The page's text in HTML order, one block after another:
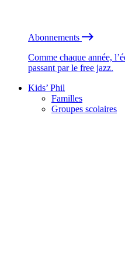
Abonnements
Comme chaque année,
passant par le free jazz.
Kids’ Phil
Familles
Groupes scolaires